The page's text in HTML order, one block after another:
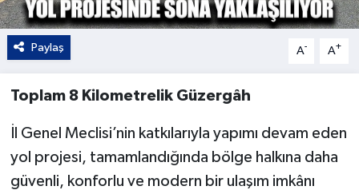
Paylaş A- A+
Toplam 8 Kilometrelik Güzergâh
İl Genel Meclisi’nin katkılarıyla yapımı devam eden
yol projesi, tamamlandığında bölge halkına daha
güvenli, konforlu ve modern bir ulaşım imkânı